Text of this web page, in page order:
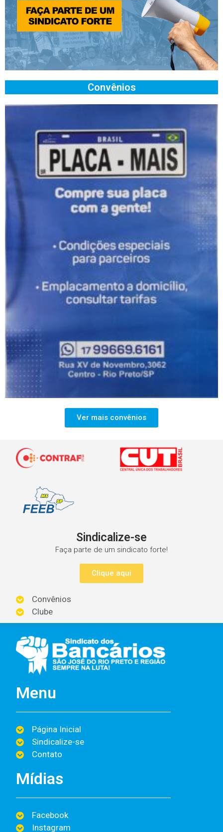
Convênios
Ver mais convênios
Sindicalize-se
Faça parte de um sindicato forte!
Clique aqui
Convênios
Clube
Menu
Página Inicial
Sindicalize-se
Contato
Mídias
Facebook
Instagram